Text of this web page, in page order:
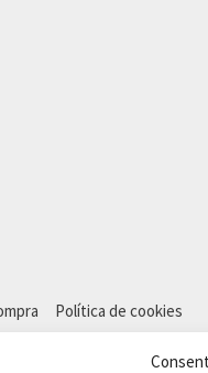
Política de cookies